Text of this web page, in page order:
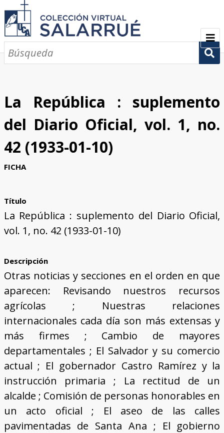
PRESENTACIÓN
CRONOLOGÍA
COLECCIONES
GALERÍA
La República : suplemento
del Diario Oficial, vol. 1, no.
42 (1933-01-10)
FICHA
Título
La República : suplemento del Diario Oficial,
vol. 1, no. 42 (1933-01-10)
Descripción
Otras noticias y secciones en el orden en que
aparecen: Revisando nuestros recursos
agrícolas ; Nuestras relaciones
internacionales cada día son más extensas y
más firmes ; Cambio de mayores
departamentales ; El Salvador y su comercio
actual ; El gobernador Castro Ramírez y la
instrucción primaria ; La rectitud de un
alcalde ; Comisión de personas honorables en
un acto oficial ; El aseo de las calles
pavimentadas de Santa Ana ; El gobierno